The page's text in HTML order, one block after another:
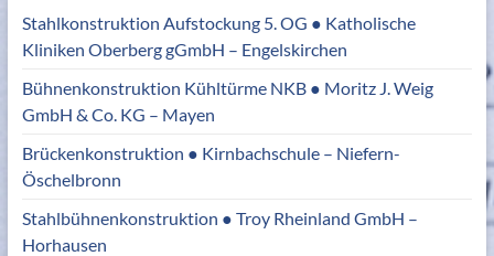
Stahlkonstruktion Aufstockung 5. OG ● Katholische
Kliniken Oberberg gGmbH – Engelskirchen
Bühnenkonstruktion Kühltürme NKB ● Moritz J. Weig
GmbH & Co. KG – Mayen
Brückenkonstruktion ● Kirnbachschule – Niefern-
Öschelbronn
Stahlbühnenkonstruktion ● Troy Rheinland GmbH –
Horhausen